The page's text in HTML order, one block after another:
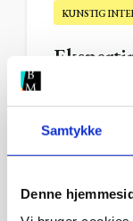
Samtykke
Denne
KUNSTIG
vi skal
22. januar 2024